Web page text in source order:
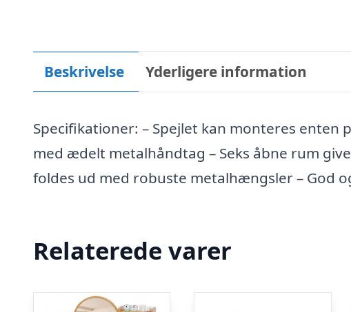
Beskrivelse Yderligere information
Specifikationer: – Spejlet kan monteres enten
med ædelt metalhåndtag – Seks åbne rum
foldes ud med robuste metalhængsler – God
Relaterede varer